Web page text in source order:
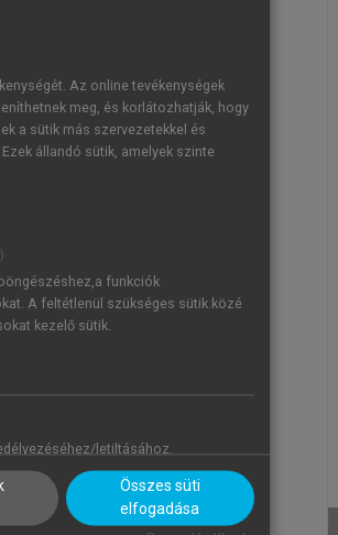
előtt tiszteleg azzal,
tanulmányokat, illetve
büntetőjogászból a
visszaemlékezése segíti az
sorokban nem mint a
tárgykörben alkotó és
megfosztott, szülőföldjén,
bepillantást nyújtson
bemutatásával. Ennek okán
a javítónevelést illető
kriminalitással foglalkoznak.
Az online tevékenységek
meg, és korlátozhatják, hogy
a sütik más szervezetekkel és
állandó sütik, amelyek szinte
funkciók
A feltétlenül szükséges sütik közé
kezelő sütik.
letiltásához.
Összes süti
elfogadása